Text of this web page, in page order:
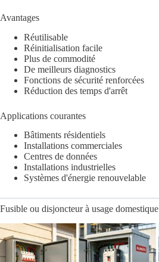
Avantages
Réutilisable
Réinitialisation facile
Plus de commodité
De meilleurs diagnostics
Fonctions de sécurité renforcées
Réduction des temps d'arrêt
Applications courantes
Bâtiments résidentiels
Installations commerciales
Centres de données
Installations industrielles
Systèmes d'énergie renouvelable
Fusible ou disjoncteur à usage domestique